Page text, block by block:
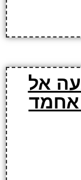
אל
אחמד